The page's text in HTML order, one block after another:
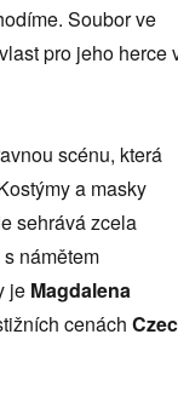
Soubor ve
pro jeho herce
scénu, která
a masky
sehrává zcela
námětem
je Magdalena
cenách